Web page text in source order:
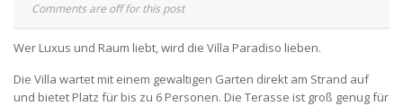
Comments are off for this post
Wer Luxus und Raum liebt, wird die Villa Paradiso lieben.
Die Villa wartet mit einem gewaltigen Garten direkt am Strand auf
und bietet Platz für bis zu 6 Personen. Die Terasse ist groß genug für